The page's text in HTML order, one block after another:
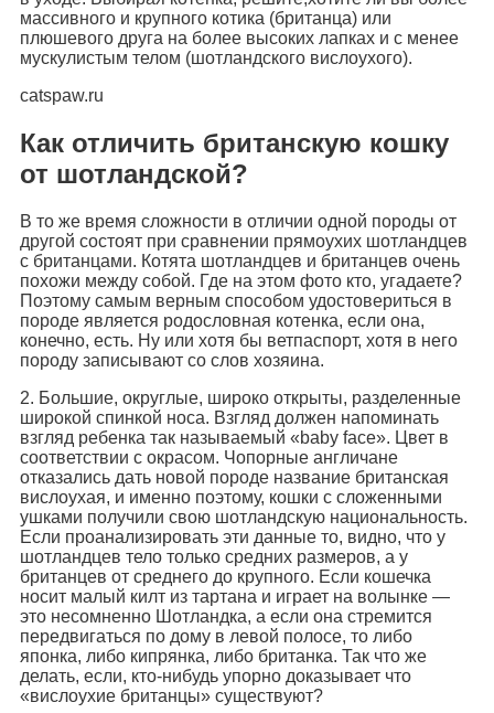
массивного и крупного котика (британца) или
плюшевого друга на более высоких лапках и с менее
мускулистым телом (шотландского вислоухого).
catspaw.ru
Как отличить британскую кошку
от шотландской?
В то же время сложности в отличии одной породы от
другой состоят при сравнении прямоухих шотландцев
с британцами. Котята шотландцев и британцев очень
похожи между собой. Где на этом фото кто, угадаете?
Поэтому самым верным способом удостовериться в
породе является родословная котенка, если она,
конечно, есть. Ну или хотя бы ветпаспорт, хотя в него
породу записывают со слов хозяина.
2. Большие, округлые, широко открыты, разделенные
широкой спинкой носа. Взгляд должен напоминать
взгляд ребенка так называемый «baby face». Цвет в
соответствии с окрасом. Чопорные англичане
отказались дать новой породе название британская
вислоухая, и именно поэтому, кошки с сложенными
ушками получили свою шотландскую национальность.
Если проанализировать эти данные то, видно, что у
шотландцев тело только средних размеров, а у
британцев от среднего до крупного. Если кошечка
носит малый килт из тартана и играет на волынке —
это несомненно Шотландка, а если она стремится
передвигаться по дому в левой полосе, то либо
японка, либо кипрянка, либо британка. Так что же
делать, если, кто-нибудь упорно доказывает что
«вислоухие британцы» существуют?